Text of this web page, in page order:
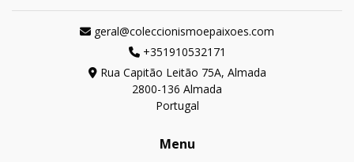
geral@coleccionismoepaixoes.com
+351910532171
Rua Capitão Leitão 75A, Almada
2800-136 Almada
Portugal
Menu